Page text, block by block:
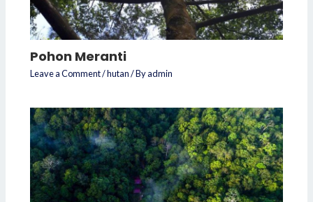
Pohon Meranti
Leave a Comment/hutan/ Byadmin